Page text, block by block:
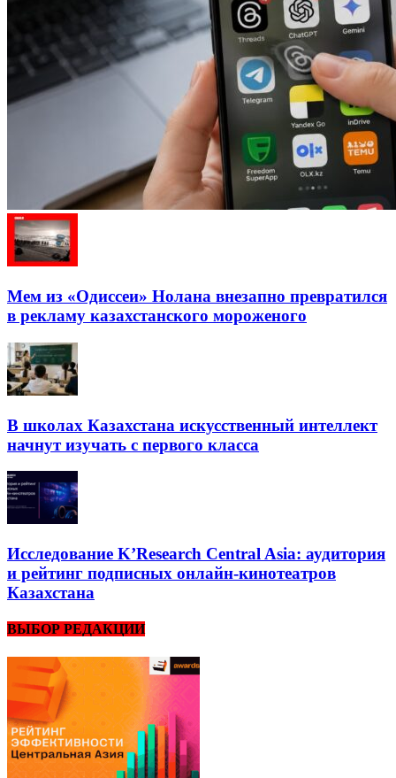
Мем из «Одиссеи» Нолана внезапно превратился
в рекламу казахстанского мороженого
В школах Казахстана искусственный интеллект
начнут изучать с первого класса
Исследование K’Research Central Asia: аудитория
и рейтинг подписных онлайн-кинотеатров
Казахстана
ВЫБОР РЕДАКЦИИ